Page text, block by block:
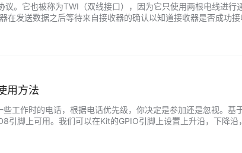
。它也被称为TWI（双线接口），因为它只使用两根电线进行
在发送数据之后等待来自接收器的确认以知道接收器是否成功
用方法
工作时的电话，根据电话优先级，你决定是参加还是忽视。基
脚上可用。我们可以在Kit的GPIO引脚上设置上升沿，下降沿